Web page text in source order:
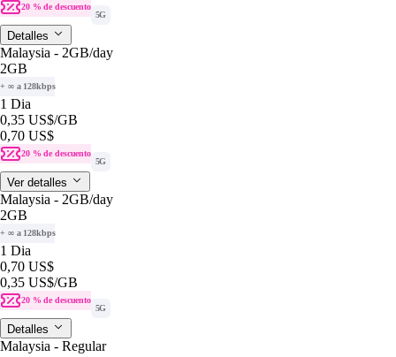
20 % de descuento
5G
Detalles
Malaysia - 2GB/day
2GB
+ ∞ a 128kbps
1 Dia
0,35 US$/GB
0,70 US$
20 % de descuento
5G
Ver detalles
Malaysia - 2GB/day
2GB
+ ∞ a 128kbps
1 Dia
0,70 US$
0,35 US$/GB
20 % de descuento
5G
Detalles
Malaysia - Regular